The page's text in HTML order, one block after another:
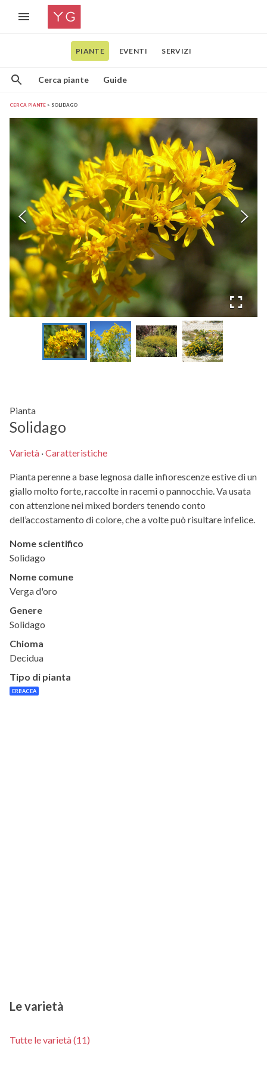
PIANTE EVENTI SERVIZI
Cerca piante Guide
CERCA PIANTE SOLIDAGO
Pianta
Solidago
Varietà ·Caratteristiche
Pianta perenne a base legnosa dalle infiorescenze estive di un
giallo molto forte, raccolte in racemi o pannocchie. Va usata
con attenzione nei mixed borders tenendo conto
dell’accostamento di colore, che a volte può risultare infelice.
Nome scientifico
Solidago
Nome comune
Verga d'oro
Genere
Solidago
Chioma
Decidua
Tipo di pianta
ERBACEA
Le varietà
Tutte le varietà (11)